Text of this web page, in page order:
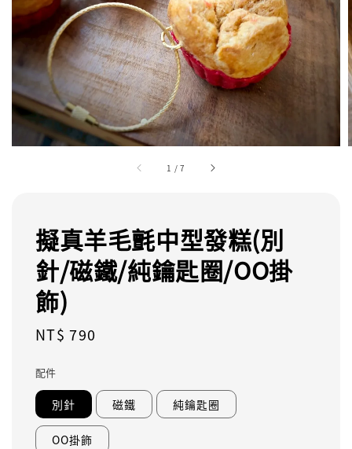
1 /7
擬真羊毛氈中型發糕(別
針/磁鐵/純鑰匙圈/OO掛
飾)
Regular
NT$ 790
配件
別針 磁鐵 純鑰匙圈
OO掛飾